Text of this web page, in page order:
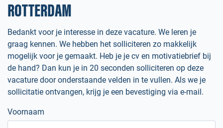
ROTTERDAM
Bedankt voor je interesse in deze vacature. We leren je
graag kennen. We hebben het solliciteren zo makkelijk
mogelijk voor je gemaakt. Heb je je cv en motivatiebrief bij
de hand? Dan kun je in 20 seconden solliciteren op deze
vacature door onderstaande velden in te vullen. Als we je
sollicitatie ontvangen, krijg je een bevestiging via e-mail.
Voornaam